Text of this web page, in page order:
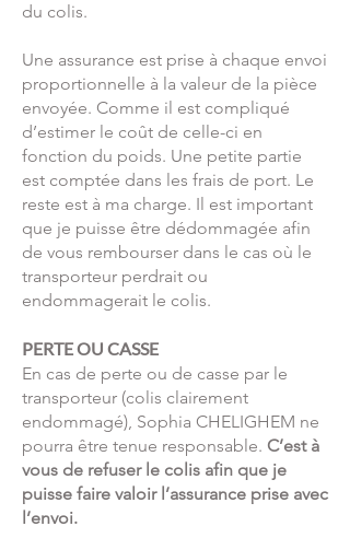
du colis.
Une assurance est prise à chaque envoi
proportionnelle à la valeur de la pièce
envoyée. Comme il est compliqué
d’estimer le coût de celle-ci en
fonction du poids. Une petite partie
est comptée dans les frais de port. Le
reste est à ma charge. Il est important
que je puisse être dédommagée afin
de vous rembourser dans le cas où le
transporteur perdrait ou
endommagerait le colis.
PERTE OU CASSE
En cas de perte ou de casse par le
transporteur (colis clairement
endommagé), Sophia CHELIGHEM ne
pourra être tenue responsable. C’est à
vous de refuser le colis afin que je
puisse faire valoir l’assurance prise avec
l’envoi.